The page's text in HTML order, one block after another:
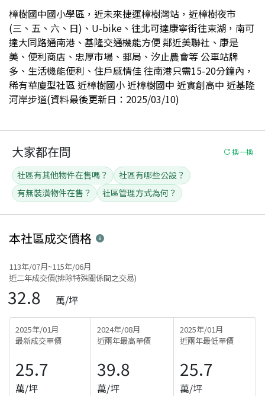
樟樹國中國小學區，近未來捷運樟樹灣站，近樟樹夜市
(三、五、六、日)、U-bike、往北可達康寧街往東湖，南可
達大同路通南港、基隆交通機能方便 鄰近美聯社、康是
美、便利商店、忠厚市場、郵局、汐止農會等 公車站牌
多、生活機能便利、住戶感情佳 往南港只需15-20分鐘內，
稀有華廈型社區 近樟樹國小 近樟樹國中 近實創高中 近基隆
河岸步道(資料最後更新日：2025/03/10)
大家都在問 換一換
社區有其他物件在售嗎？
社區有哪些公設？
有無裝潢物件在售？
社區管理方式為何？
本社區成交價格
113年/07月~115年/06月
近二年成交價(排除特殊關係間之交易)
32.8 萬/坪
2025年/01月
最新成交單價
25.7
萬/坪
2024年/08月
近兩年最高單價
39.8
萬/坪
2025年/01月
近兩年最低單價
25.7
萬/坪